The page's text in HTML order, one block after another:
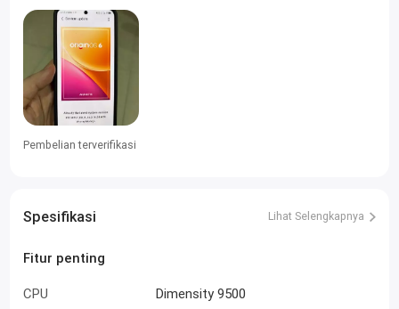
Pembelian terverifikasi
Spesifikasi Lihat Selengkapnya
Fitur penting
CPU Dimensity 9500